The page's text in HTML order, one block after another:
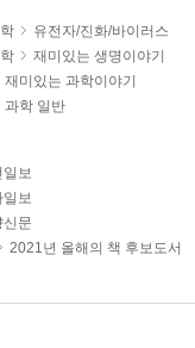
유전자/진화/바이러스
재미있는 생명이야기
재미있는 과학이야기
과학 일반
일보
일보
신문
2021년 올해의 책 후보도서